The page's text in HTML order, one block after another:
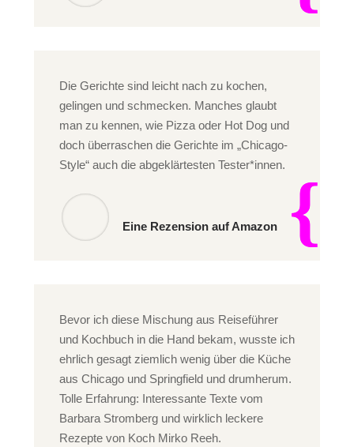
Die Gerichte sind leicht nach zu kochen,
gelingen und schmecken. Manches glaubt
man zu kennen, wie Pizza oder Hot Dog und
doch überraschen die Gerichte im „Chicago-
Style“ auch die abgeklärtesten Tester*innen.
Eine Rezension auf Amazon
Bevor ich diese Mischung aus Reiseführer
und Kochbuch in die Hand bekam, wusste ich
ehrlich gesagt ziemlich wenig über die Küche
aus Chicago und Springfield und drumherum.
Tolle Erfahrung: Interessante Texte vom
Barbara Stromberg und wirklich leckere
Rezepte von Koch Mirko Reeh.